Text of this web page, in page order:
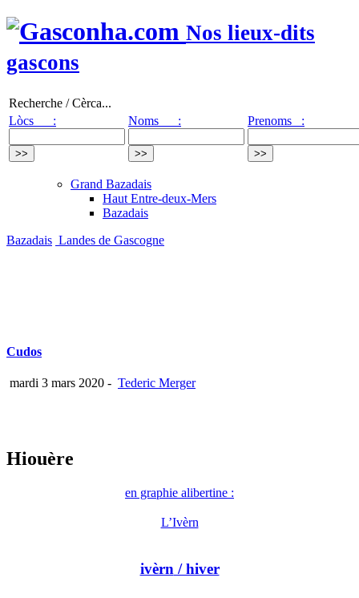
Nos lieux-dits
gascons
Recherche / Cèrca...
Lòcs :
Noms : Prenoms :
Grand Bazadais
Haut Entre-deux-Mers
Bazadais
Bazadais Landes de Gascogne
Cudos
mardi 3 mars 2020 - Tederic Merger
Hiouère
en graphie alibertine :
L’Ivèrn
ivèrn / hiver